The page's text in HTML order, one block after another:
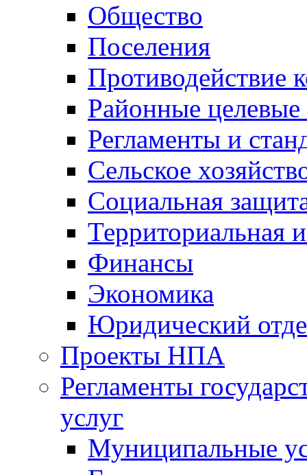
Общество
Поселения
Противодействие
Районные
Регламенты и
Сельское
Социальная
Территориальная
Финансы
Экономика
Юридический
Проекты НПА
Регламенты
услуг
Муниципальные